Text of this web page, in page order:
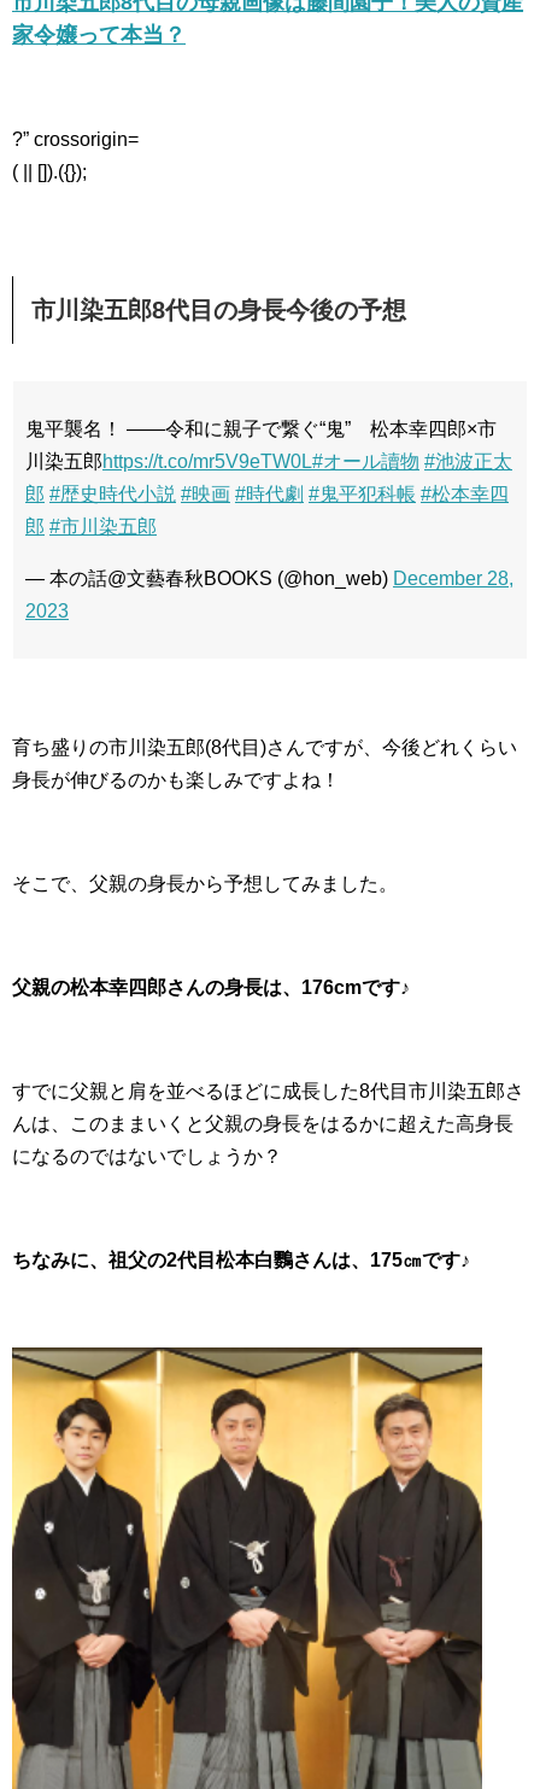
家令嬢って本当？
?” crossorigin=
( || []).({});
市川染五郎8代目の身長今後の予想
鬼平襲名！ ――令和に親子で繋ぐ“鬼” 松本幸四郎×市
川染五郎https://t.co/mr5V9eTW0L#オール讀物 #池波正太
郎 #歴史時代小説 #映画 #時代劇 #鬼平犯科帳 #松本幸四
郎 #市川染五郎
— 本の話@文藝春秋BOOKS (@hon_web) December 28,
2023
育ち盛りの市川染五郎(8代目)さんですが、今後どれくらい
身長が伸びるのかも楽しみですよね！
そこで、父親の身長から予想してみました。
父親の松本幸四郎さんの身長は、176cmです♪
すでに父親と肩を並べるほどに成長した8代目市川染五郎さ
んは、このままいくと父親の身長をはるかに超えた高身長
になるのではないでしょうか？
ちなみに、祖父の2代目松本白鸚さんは、175㎝です♪